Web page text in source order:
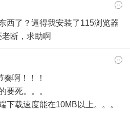
西了？逼得我安装了115浏览器
断，求助啊
啊！！！
要死。。。
下载速度能在10MB以上。。。